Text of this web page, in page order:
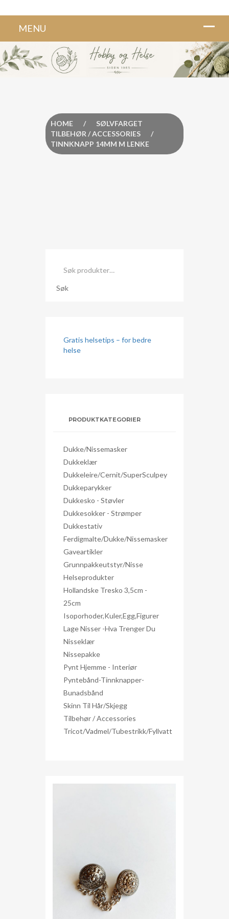
HOME
/
TILBEHØR / ACCESSORIES
/
SØLVFARGET
TINNKNAPP 14MM M LENKE
etter:
Søk
Gratis helsetips – for bedre
helse
PRODUKTKATEGORIER
Dukke/nissemasker
Dukkeklær
Dukkeleire/Cernit/SuperSculpey
Dukkeparykker
Dukkesko - Støvler
Dukkesokker - Strømper
Dukkestativ
Ferdigmalte/dukke/nissemasker
Gaveartikler
Grunnpakkeutstyr/nisse
Helseprodukter
Hollandske Tresko 3,5cm -
25cm
Isoporhoder,kuler,egg,figurer
Lage Nisser -hva Trenger Du
Nisseklær
Nissepakke
Pynt Hjemme - Interiør
Pyntebånd-Tinnknapper-
Bunadsbånd
Skinn Til Hår/skjegg
Tilbehør / Accessories
Tricot/Vadmel/Tubestrikk/Fyllvatt